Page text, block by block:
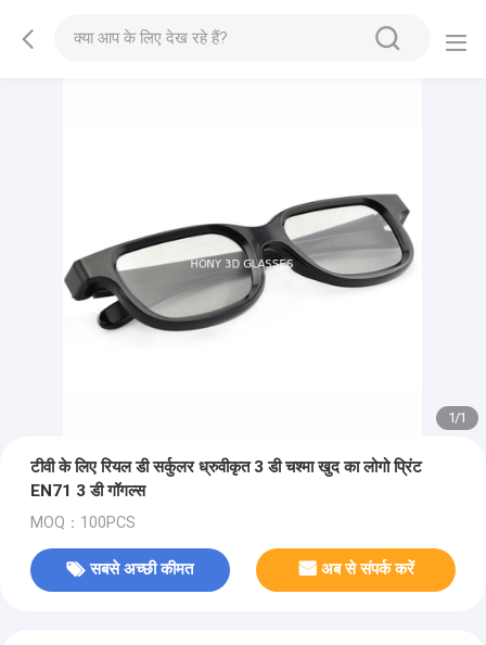
1/1
टीवी के लिए रियल डी सर्कुलर ध्रुवीकृत 3 डी चश्मा खुद का लोगो प्रिंट
EN71 3 डी गॉगल्स
MOQ：100PCS
सबसे अच्छी कीमत अब से संपर्क करें